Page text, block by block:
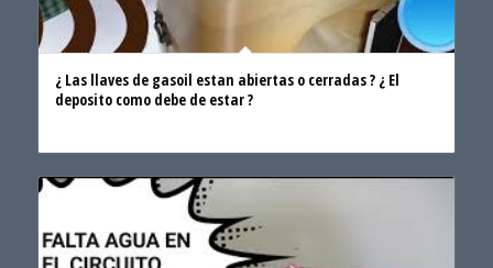
¿ Las llaves de gasoil estan abiertas o cerradas ? ¿ El
deposito como debe de estar ?